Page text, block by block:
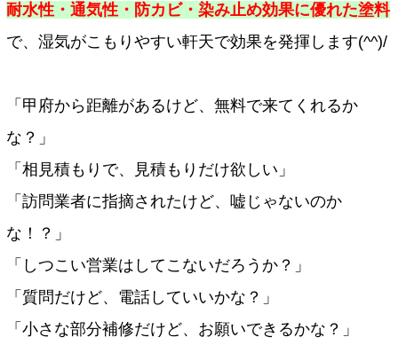
耐水性・通気性・防カビ・染み止め効果に優れた塗料
で、湿気がこもりやすい軒天で効果を発揮します(^^)/
「甲府から距離があるけど、無料で来てくれるか
な？」
「相見積もりで、見積もりだけ欲しい」
「訪問業者に指摘されたけど、嘘じゃないのか
な！？」
「しつこい営業はしてこないだろうか？」
「質問だけど、電話していいかな？」
「小さな部分補修だけど、お願いできるかな？」